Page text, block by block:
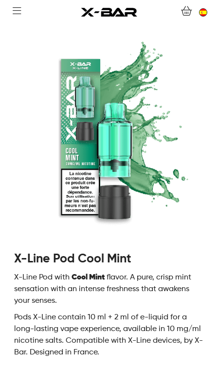
ABONNEMENTS
COLLECTIONS
CONTACTA CON NOSOTROS
PREGUNTAS MÁS FRECUENTES
CONVIÉRTASE EN UN MAYORISTA DE X-BAR
X-Line Pod Cool Mint
X-Line Pod with Cool Mintflavor. A pure, crisp mint
sensation with an intense freshness that awakens
your senses.
Pods X-Line contain 10 ml + 2 ml of e-liquid for a
long-lasting vape experience, available in 10 mg/ml
nicotine salts. Compatible with X-Line devices, by X-
Bar. Designed in France.